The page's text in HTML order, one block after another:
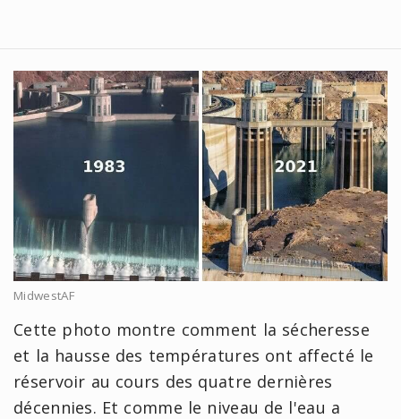
MidwestAF
Cette photo montre comment la sécheresse
et la hausse des températures ont affecté le
réservoir au cours des quatre dernières
décennies. Et comme le niveau de l'eau a